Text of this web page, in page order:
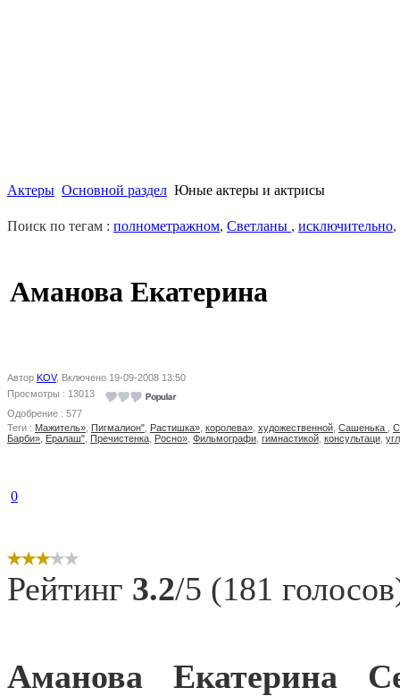
Актеры Основной раздел Юные актеры и актрисы
Поиск по тегам : полнометражном, Светланы , исключительно,
Аманова Екатерина
Автор KOV, Включено 19-09-2008 13:50
Просмотры : 13013
Одобрение : 577
Теги : Мажитель» Пигмалион" Растишка» королева» художественной Сашенька
Барби» Ералаш" Пречистенка Росно» Фильмографи гимнастикой консультаци
0
Рейтинг 3.2/5 (181
Аманова Екатерина